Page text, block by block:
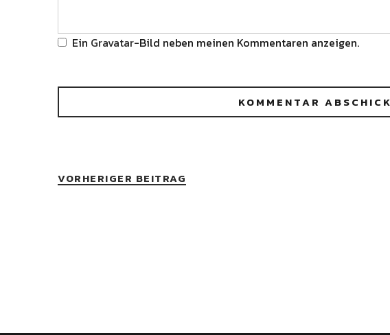
Ein Gravatar-Bild neben meinen Kommentaren anzeigen.
VORHERIGER BEITRAG